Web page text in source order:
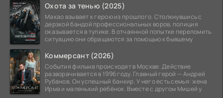
Охота за тенью (2025)
Макао взывает к герою из прошлого. Столкнувшись с
дерзкой бандой профессиональных воров, полиция
оказывается в тупике. В отчаянной попытке переломить
ситуацию они обращаются за помощью к бывшему
Коммерсант (2026)
События фильма происходят в Москве. Действие
разворачивается в 1996 году. Главный герой — Андрей
Рубанов. Он успешный банкир. У него есть семья: жена
Ирма и маленький ребёнок. Вместе с другом Мишей у